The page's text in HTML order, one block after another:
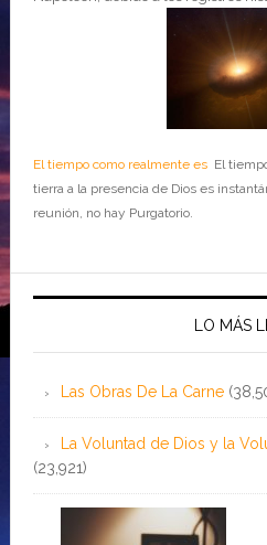
El tiempo como realmente esEl
tierra a la presencia de Dios es
reunión, no hay Purgatorio.
LO MÁS
Las Obras De La Carne
La Voluntad de Dios y la
(23,921)